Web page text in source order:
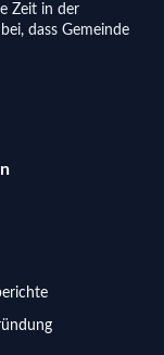
Zeit in der
dass Gemeinde